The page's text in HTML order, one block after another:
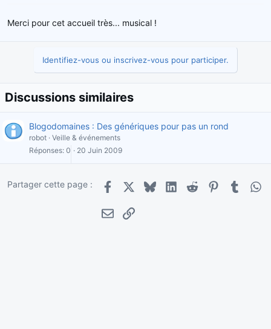
Merci pour cet accueil très... musical !
Identifiez-vous ou inscrivez-vous pour participer.
Discussions similaires
Blogodomaines : Des génériques pour pas un rond
robot Veille & événements
Réponses 0 20 Juin 2009
Partager cette page :
Facebook
X BlueskyLinkedInRedditPinterestTumblr
E-mailLien